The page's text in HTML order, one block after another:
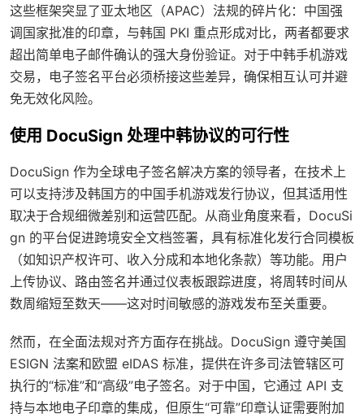
这些框架突显了亚太地区（APAC）法规的碎片化：中国强
调国家批准的印章，与韩国 PKI 重点形成对比，两者都要求
超出简单电子邮件确认的强大身份验证。对于中韩手机游戏
交易，电子签名平台必须桥接这些差异，确保相互认可并避
免无效化风险。
使用 DocuSign 处理中韩协议的可行性
DocuSign 作为全球电子签名解决方案的领导者，在技术上
可以支持涉及韩国方的中国手机游戏发行协议，但其适用性
取决于合规细微差别和运营匹配。从商业角度来看，DocuSi
gn 的平台促进跨境安全文档签署，具有标准化发行合同模板
（如知识产权许可、收入分成和本地化条款）等功能。用户
上传协议、路由签名并通过仪表板跟踪进度，将周转时间从
数周缩短至数天——这对时间敏感的游戏发布至关重要。
然而，在全面法规对齐方面存在挑战。DocuSign 遵守美国
ESIGN 法案和欧盟 eIDAS 标准，提供在许多司法管辖区可
执行的“标准”和“高级”电子签名。对于中国，它通过 API 支
持与本地电子印章的集成，但原生“可靠”印章认证需要附加